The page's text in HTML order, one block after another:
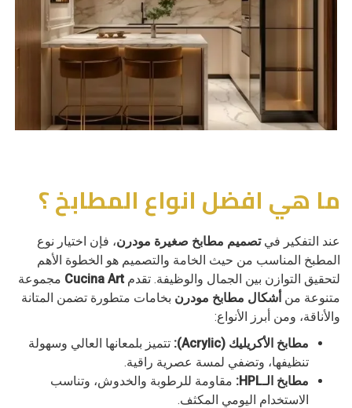
ما هي افضل انواع المطابخ ؟
عند التفكير فيتصميم مطابخ صغيرة مودرن، فإن اختيار نوع
المطبخ المناسب من حيث الخامة والتصميم هو الخطوة الأهم
لتحقيق التوازن بين الجمال والوظيفة. تقدم Cucina Art مجموعة
متنوعة من أشكال مطابخ مودرن بخامات متطورة تضمن المتانة
والأناقة، ومن أبرز الأنواع:
مطابخ الأكريليك (Acrylic):
تتميز بلمعانها العالي وسهولة
تنظيفها، وتضفي لمسة عصرية راقية.
مطابخ الـHPL:
مقاومة للرطوبة والخدوش، وتناسب
الاستخدام اليومي المكثف.